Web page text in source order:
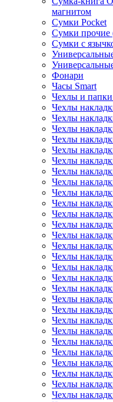
магнитом
Сумки Pocket
Сумки прочие
Сумки с
Фонари
Часы Smart
Чехлы и
Чехлы
Чехлы
Чехлы
Чехлы
Чехлы
Чехлы
Чехлы
Чехлы
Чехлы
Чехлы
Чехлы
Чехлы
Чехлы
Чехлы
Чехлы
Чехлы
Чехлы
Чехлы
Чехлы
Чехлы
Чехлы
Чехлы
Чехлы
Чехлы
Чехлы
Чехлы
Чехлы
Чехлы